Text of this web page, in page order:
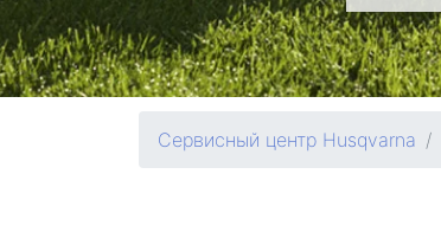
Сервисный центр Husqvarna